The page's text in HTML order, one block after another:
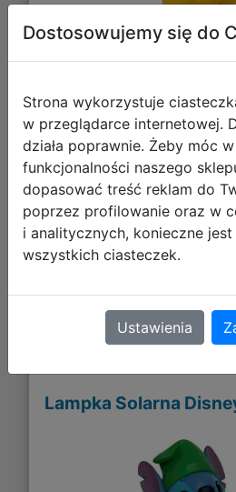
108,56
DO
Galeria
Lampka Solarna
Dostosowujemy się do
Strona wykorzystuje
w przeglądarce internetowej.
działa poprawnie. Żeby móc
funkcjonalności naszego
dopasować treść reklam do
poprzez profilowanie oraz w
i analitycznych, konieczne
wszystkich ciasteczek.
Ustawienia